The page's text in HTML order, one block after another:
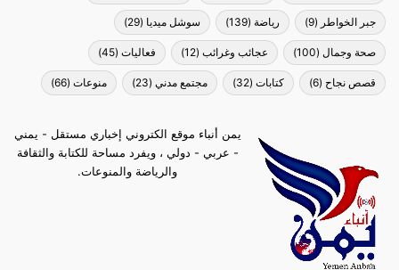
جبر الخواطر (9) رياضة (139) سوشل ميديا (29)
صحة وجمال (100) عجائب وغرائب (12) فعاليات (45)
قصص نجاح (6) كتابات (32) مجتمع مدني (23) منوعات (66)
يمن أنباء موقع الكتروني إخباري مستقل - يمني
- عربي - دولي ، ويفرد مساحة للكتابة والثقافة
والرياضة والمنوعات.